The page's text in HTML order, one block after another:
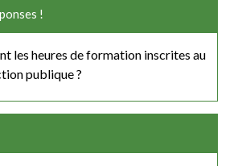
!
les heures de formation inscrites au
publique ?